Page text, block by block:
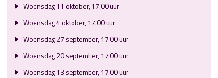
Woensdag 11 oktober, 17.00 uur
Woensdag 4 oktober, 17.00 uur
Woensdag 27 september, 17.00 uur
Woensdag 20 september, 17.00 uur
Woensdag 13 september, 17.00 uur